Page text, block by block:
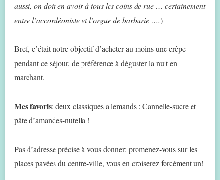
aussi, on doit en avoir à tous les coins de rue … certainement
entre l’accordéoniste et l’orgue de barbarie ….)
Bref, c’était notre objectif d’acheter au moins une crêpe
pendant ce séjour, de préférence à déguster la nuit en
marchant.
Mes favoris: deux classiques allemands : Cannelle-sucre et
pâte d’amandes-nutella !
Pas d’adresse précise à vous donner: promenez-vous sur les
places pavées du centre-ville, vous en croiserez forcément un!